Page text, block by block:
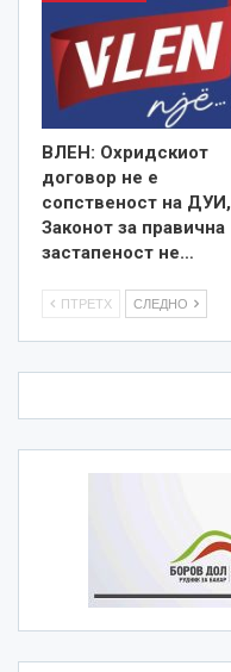
ВЛЕН: Охридскиот
договор не е
сопственост на ДУИ,
Законот за правична
застапеност не…
ПТРЕТХ СЛЕДНО